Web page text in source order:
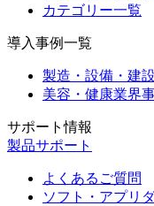
カテゴリー一覧
導入事例一覧
製造・設備・建
美容・健康業界
サポート情報
製品サポート
よくあるご質問
ソフト・アプリ